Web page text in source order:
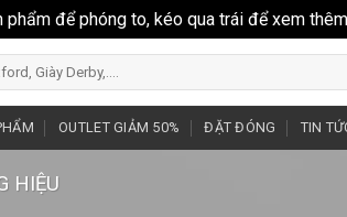
để phóng to, kéo qua trái để xem
OUTLET GIẢM 50% ĐẶT ĐÓNG TIN
HIỆU